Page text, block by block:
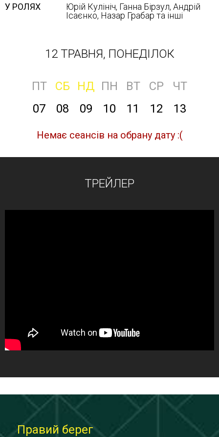
У РОЛЯХ
Юрій Кулініч, Ганна Бірзул, Андрій
Ісаєнко, Назар Грабар та інші
12 ТРАВНЯ, ПОНЕДІЛОК
ПТ СБ НД ПН ВТ СР
ЧТ
07
08 09 10 11 12 13
Немає сеансів на обрану дату :(
ТРЕЙЛЕР
Правий берег